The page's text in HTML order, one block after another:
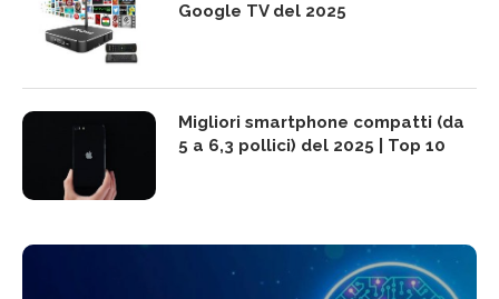
Google TV del 2025
Migliori smartphone compatti (da
5 a 6,3 pollici) del 2025 | Top 10